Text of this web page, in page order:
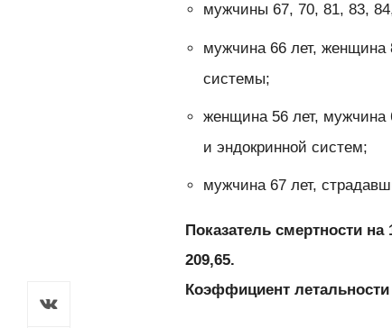
мужчины 67, 70, 81, 83,
мужчина 66 лет, женщина
системы;
женщина 56 лет, мужчина
и эндокринной систем;
мужчина 67 лет,
​Показатель смертности
209,65.
​​Коэффициент